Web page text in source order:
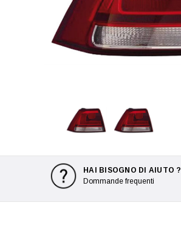
HAI BISOGNO DI AIUTO ?
Dommande frequenti